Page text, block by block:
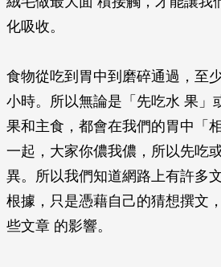
化吸收。
食物從吃到胃中到磨碎通過，至
小時。所以無論是「先吃水 果」
果和主食，都會在我們的胃中「
一起，大家你儂我儂，所以先吃
異。所以我們知道網路上有許多
根據，只是憑藉自己的猜想撰文
些文章 的影響。